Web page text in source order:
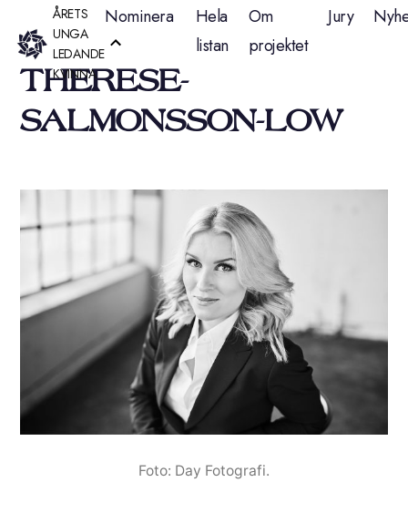
Hoppa
till
innehåll
ÅRETS
UNGA
LEDANDE
KVINNA
Nominera
Hela
listan
Om
projektet
Jury
THERESE-
SALMONSSON-LOW
Foto: Day Fotografi.